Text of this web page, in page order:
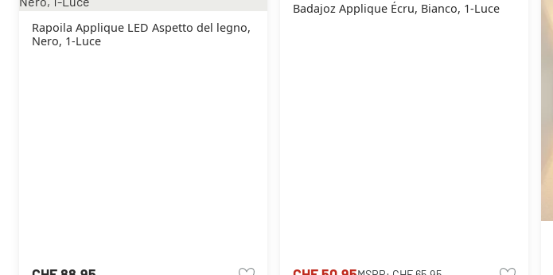
Rapoila Applique LED Aspetto del legno,
Nero, 1-Luce
Badajoz Applique Écru, Bianco, 1-Luce